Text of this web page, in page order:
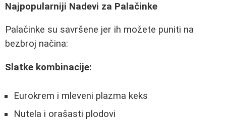
Najpopularniji Nadevi za Palačinke
Palačinke su savršene jer ih možete puniti na
bezbroj načina:
Slatke kombinacije:
Eurokrem i mleveni plazma keks
Nutela i orašasti plodovi